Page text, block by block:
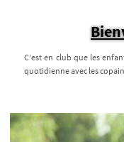
C’est en club que les
quotidienne avec les